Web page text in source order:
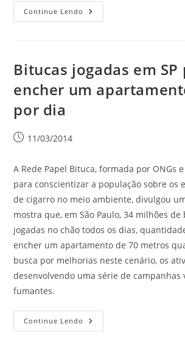
Continue Lendo
Bitucas jogadas em SP
encher um
por dia
11/03/2014
A Rede Papel Bituca, formada por ONGs
para conscientizar a população sobre os
de cigarro no meio ambiente, divulgou
mostra que, em São Paulo, 34 milhões de
jogadas no chão todos os dias,
encher um apartamento de 70 metros
busca por melhorias neste cenário, os
desenvolvendo uma série de campanhas
fumantes.
Continue Lendo